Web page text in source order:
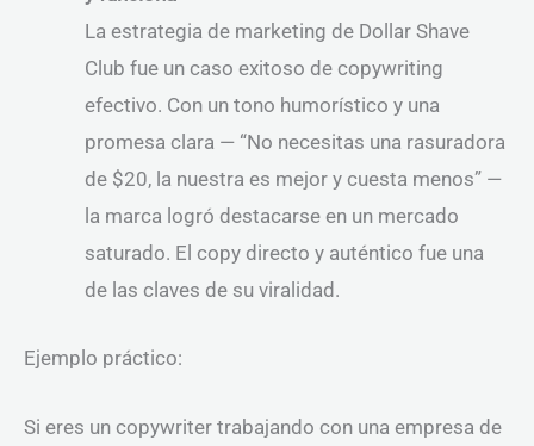
La estrategia de marketing de Dollar Shave
Club fue un caso exitoso de copywriting
efectivo. Con un tono humorístico y una
promesa clara — “No necesitas una rasuradora
de $20, la nuestra es mejor y cuesta menos” —
la marca logró destacarse en un mercado
saturado. El copy directo y auténtico fue una
de las claves de su viralidad.
Ejemplo práctico:
Si eres un copywriter trabajando con una empresa de